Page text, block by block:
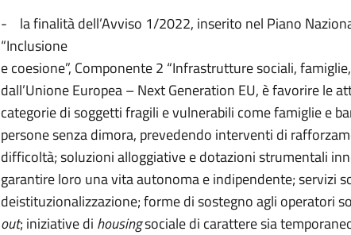
- la finalità dell’Avviso 1/2022, inserito nel Piano
“Inclusione
e coesione”, Componente 2 “Infrastrutture sociali,
dall’Unione Europea – Next Generation EU, è favorire le
categorie di soggetti fragili e vulnerabili come famiglie e
persone senza dimora, prevedendo interventi di
difficoltà; soluzioni alloggiative e dotazioni strumentali
garantire loro una vita autonoma e indipendente; servizi
deistituzionalizzazione; forme di sostegno agli operatori
out; iniziative di housingsociale di carattere sia